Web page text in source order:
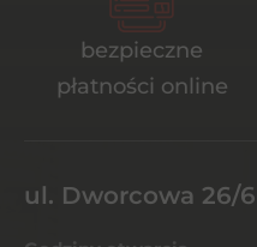
bezpieczne
płatności online
ul. Dworcowa 26/6